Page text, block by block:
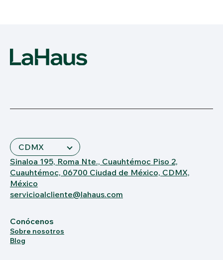
Sinaloa 195, Roma Nte., Cuauhtémoc Piso 2,
Cuauhtémoc, 06700 Ciudad de México, CDMX,
México
servicioalcliente@lahaus.com
Conócenos
Sobre nosotros
Blog